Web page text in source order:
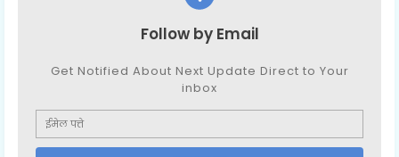
Follow by Email
Get Notified About Next Update Direct to Your
inbox